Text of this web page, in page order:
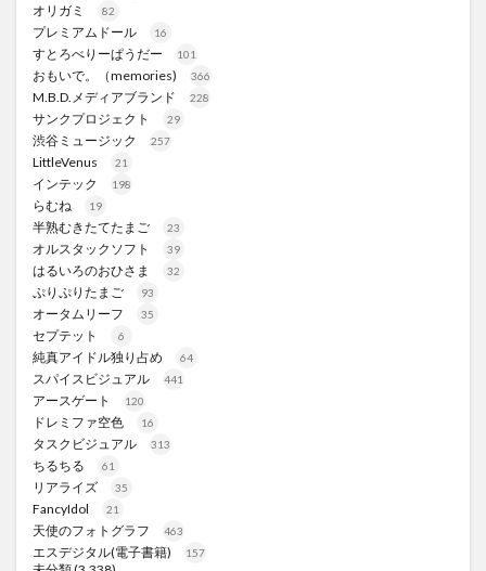
オリガミ 82
プレミアムドール 16
すとろべりーぱうだー 101
おもいで。（memories) 366
M.B.D.メディアブランド 228
サンクプロジェクト 29
渋谷ミュージック 257
LittleVenus 21
インテック 198
らむね 19
半熟むきたてたまご 23
オルスタックソフト 39
はるいろのおひさま 32
ぷりぷりたまご 93
オータムリーフ 35
セプテット 6
純真アイドル独り占め 64
スパイスビジュアル 441
アースゲート 120
ドレミファ空色 16
タスクビジュアル 313
ちるちる 61
リアライズ 35
FancyIdol 21
天使のフォトグラフ 463
エスデジタル(電子書籍) 157